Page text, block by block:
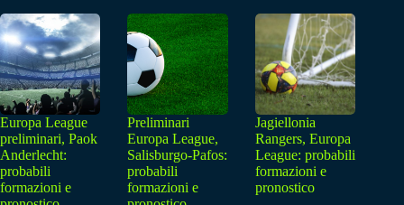
Europa League
preliminari, Paok
Anderlecht:
probabili
formazioni e
Preliminari
Europa League,
Salisburgo-Pafos:
probabili
formazioni e
Jagiellonia
Rangers, Europa
League: probabili
formazioni e
pronostico